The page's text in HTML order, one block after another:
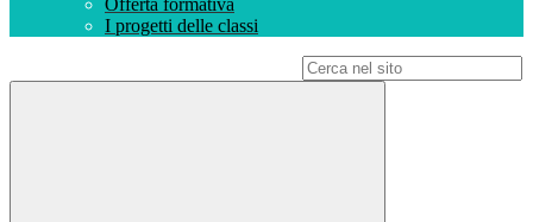
Offerta formativa
I progetti delle classi